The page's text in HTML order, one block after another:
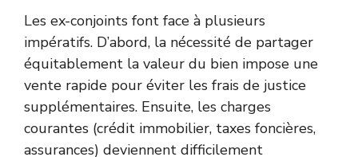
Les ex-conjoints font face à plusieurs
impératifs. D’abord, la nécessité de partager
équitablement la valeur du bien impose une
vente rapide pour éviter les frais de justice
supplémentaires. Ensuite, les charges
courantes (crédit immobilier, taxes foncières,
assurances) deviennent difficilement